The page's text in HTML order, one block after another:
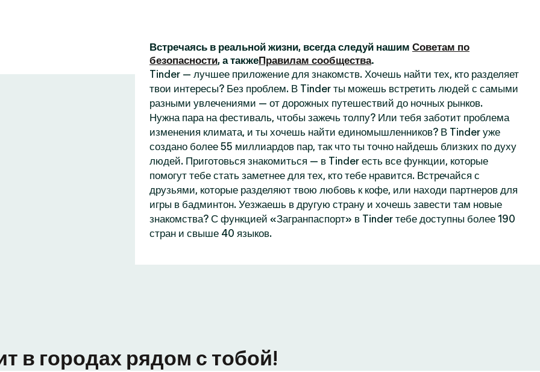
Встречаясь в реальной жизни, всегда следуй нашим Советам по
безопасности, а такжеПравилам сообщества.
Tinder — лучшее приложение для знакомств. Хочешь найти тех, кто разделяет
твои интересы? Без проблем. В Tinder ты можешь встретить людей с самыми
разными увлечениями — от дорожных путешествий до ночных рынков.
Нужна пара на фестиваль, чтобы зажечь толпу? Или тебя заботит проблема
изменения климата, и ты хочешь найти единомышленников? В Tinder уже
создано более 55 миллиардов пар, так что ты точно найдешь близких по духу
людей. Приготовься знакомиться — в Tinder есть все функции, которые
помогут тебе стать заметнее для тех, кто тебе нравится. Встречайся с
друзьями, которые разделяют твою любовь к кофе, или находи партнеров для
игры в бадминтон. Уезжаешь в другую страну и хочешь завести там новые
знакомства? С функцией «Загранпаспорт» в Tinder тебе доступны более 190
стран и свыше 40 языков.
в городах рядом с тобой!